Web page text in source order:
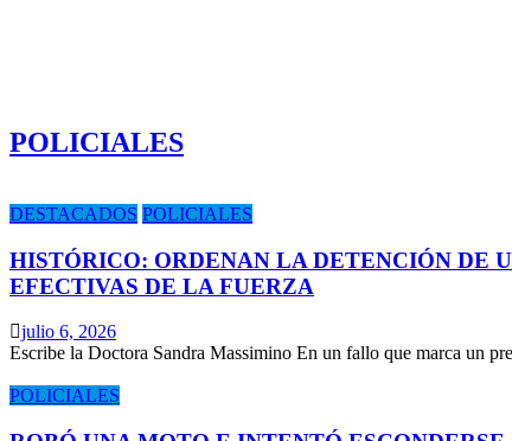
POLICIALES
DESTACADOS POLICIALES
HISTÓRICO: ORDENAN LA DETENCIÓN DE
EFECTIVAS DE LA FUERZA
julio 6, 2026
Escribe la Doctora Sandra Massimino En un fallo que marca un
POLICIALES